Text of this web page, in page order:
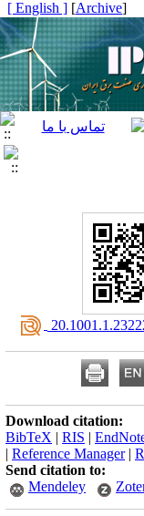
[
Archive
]
[ English ]
Download citation:
BibTeX | RIS |
| Reference Manager|
Send citation to:
Mendeley